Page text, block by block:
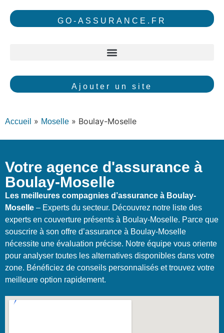
GO-ASSURANCE.FR
Ajouter un site
Accueil » Moselle » Boulay-Moselle
Votre agence d'assurance à
Boulay-Moselle
Les meilleures compagnies d’assurance à Boulay-
Moselle – Experts du secteur. Découvrez notre liste des
experts en couverture présents à Boulay-Moselle. Parce que
souscrire à son offre d’assurance à Boulay-Moselle
nécessite une évaluation précise. Notre équipe vous oriente
pour analyser toutes les alternatives disponibles dans votre
zone. Bénéficiez de conseils personnalisés et trouvez votre
meilleure option rapidement.